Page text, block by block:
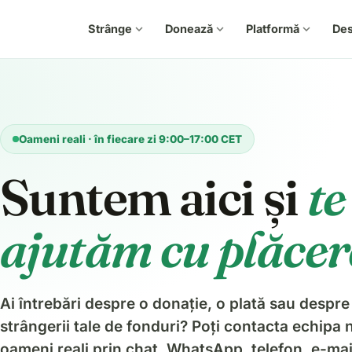
Strânge expand_more Donează expand_more Platformă expand_more
Oameni reali · în fiecare zi 9:00–17:00 CET
Suntem aici șite
ajutăm cu
Ai întrebări despre o donație, o plată sau
strângerii tale de fonduri? Poți contacta echipa